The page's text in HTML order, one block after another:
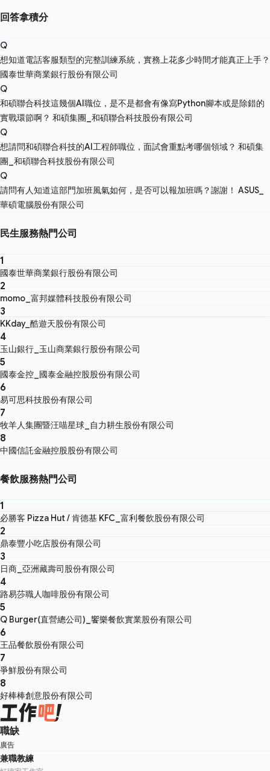
回答拿積分
Q
想知道電話客服類型的完整訓練系統，實務上花多少時間才能真正上手？
國泰世華商業銀行股份有限公司
Q
和碩聯合科技這幾個AI職位，是不是都會有像寫Python腳本或是除錯的
實戰環節啊？ 和碩集團_和碩聯合科技股份有限公司
Q
想請問和碩聯合科技的AI工程師職位，面試會重點考哪個領域？ 和碩集
團_和碩聯合科技股份有限公司
Q
請問有人知道這部門加班風氣如何，是否可以報加班嗎？謝謝！ ASUS_
華碩電腦股份有限公司
民生服務熱門公司
1
國泰世華商業銀行股份有限公司
2
momo_富邦媒體科技股份有限公司
3
KKday_酷遊天股份有限公司
4
玉山銀行_玉山商業銀行股份有限公司
5
國泰金控_國泰金融控股股份有限公司
6
易可思科技股份有限公司
7
牧羊人集團暨汪喵星球_自力耕生股份有限公司
8
中國信託金融控股股份有限公司
餐飲服務熱門公司
1
必勝客 Pizza Hut / 肯德基 KFC_富利餐飲股份有限公司
2
鼎泰豐小吃店股份有限公司
3
日商_亞洲藏壽司股份有限公司
4
路易莎職人咖啡股份有限公司
5
Q Burger(直營總公司)_饗樂餐飲實業股份有限公司
6
王品餐飲股份有限公司
7
爭鮮股份有限公司
8
好棒棒創意股份有限公司
職缺
廣告
兼職教練